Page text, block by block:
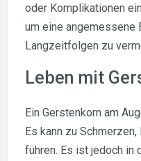
oder Komplikationen
um eine angemessene
Langzeitfolgen zu
Leben mit
Ein Gerstenkorn am
Es kann zu
führen. Es ist jedoch in